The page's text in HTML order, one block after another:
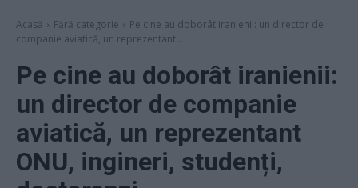
Acasă Fără categorie
Pe cine au doborât iranienii: un director de
companie aviatică, un reprezentant...
Pe cine au doborât iranienii:
un director de companie
aviatică, un reprezentant
ONU, ingineri, studenți,